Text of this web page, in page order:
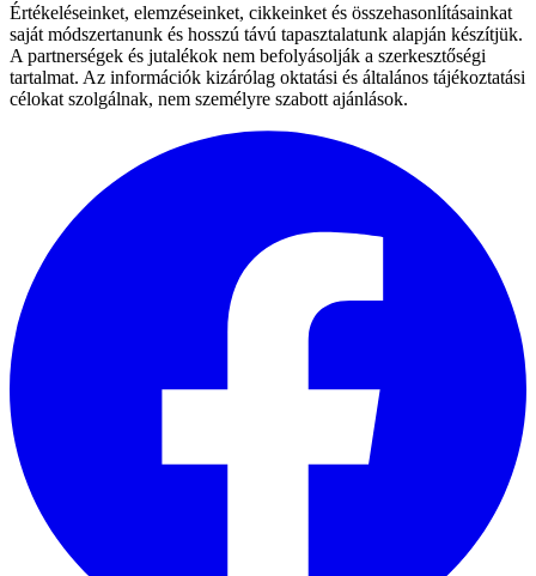
Értékeléseinket, elemzéseinket, cikkeinket és összehasonlításainkat
saját módszertanunk és hosszú távú tapasztalatunk alapján készítjük.
A partnerségek és jutalékok nem befolyásolják a szerkesztőségi
tartalmat. Az információk kizárólag oktatási és általános tájékoztatási
célokat szolgálnak, nem személyre szabott ajánlások.